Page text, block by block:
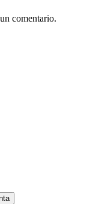
comentario.